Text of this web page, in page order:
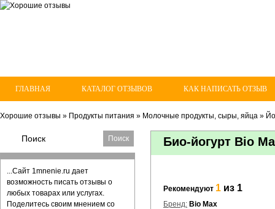
ГЛАВНАЯ КАТАЛОГ ОТЗЫВОВ КАК НАПИСАТЬ ОТЗЫВ
Хорошие отзывы » Продукты питания » Молочные продукты, сыры, яйца »
...Сайт 1mnenie.ru дает
возможность писать отзывы о
любых товарах или услугах.
Поделитесь своим мнением со
Био-йогурт Bio
Рекомендуют 1 из 1
Бренд: Bio Max